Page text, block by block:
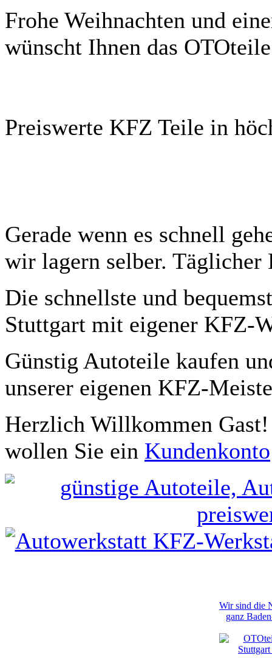
Frohe Weihnachten und
wünscht Ihnen das
Preiswerte KFZ Teile in
Gerade wenn es schnell
wir lagern selber. Täglicher
Die schnellste und
Stuttgart mit eigener KFZ-
Günstig Autoteile kaufen
unserer eigenen KFZ-
Herzlich Willkommen Gast!
wollen Sie ein Kundenkonto
Wir sind die
ganz